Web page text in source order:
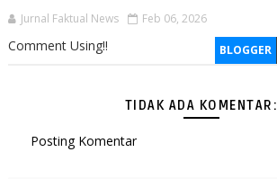
Jurnal Faktual News Feb 06, 2026
BLOGGER
Comment Using!!
TIDAK ADA KOMENTAR:
Posting Komentar